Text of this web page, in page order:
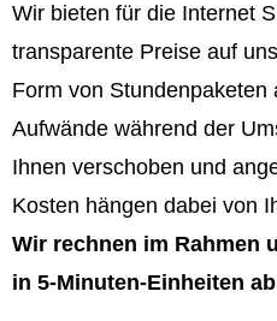
Wir bieten für die Internet
transparente Preise auf
Form von Stundenpaketen
Aufwände während der
Ihnen verschoben und
Kosten hängen dabei von
Wir rechnen im Rahmen
in 5-Minuten-Einheiten